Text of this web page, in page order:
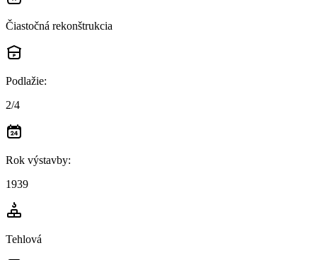
Čiastočná rekonštrukcia
Podlažie:
2/4
Rok výstavby:
1939
Tehlová